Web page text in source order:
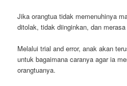
Jika orangtua tidak memenuhinya
ditolak, tidak diinginkan, dan
Melalui trial and error, anak akan
untuk bagaimana caranya agar ia
orangtuanya.